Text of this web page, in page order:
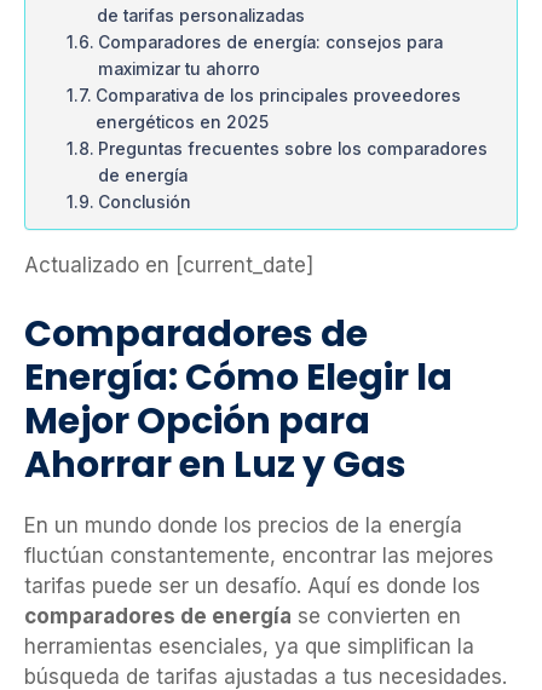
de tarifas personalizadas
Comparadores de energía: consejos para
maximizar tu ahorro
Comparativa de los principales proveedores
energéticos en 2025
Preguntas frecuentes sobre los comparadores
de energía
Conclusión
Actualizado en [current_date]
Comparadores de
Energía: Cómo Elegir la
Mejor Opción para
Ahorrar en Luz y Gas
En un mundo donde los precios de la energía
fluctúan constantemente, encontrar las mejores
tarifas puede ser un desafío. Aquí es donde los
comparadores de energía se convierten en
herramientas esenciales, ya que simplifican la
búsqueda de tarifas ajustadas a tus necesidades.